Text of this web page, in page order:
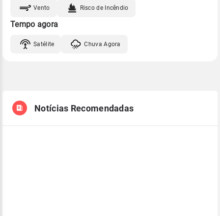
Vento Risco de Incêndio
Tempo agora
Satélite Chuva Agora
Notícias Recomendadas